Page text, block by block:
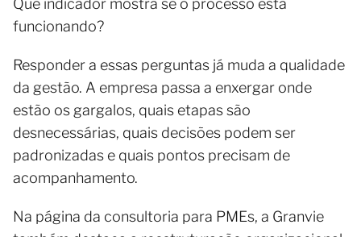
Que indicador mostra se o processo está
funcionando?
Responder a essas perguntas já muda a qualidade
da gestão. A empresa passa a enxergar onde
estão os gargalos, quais etapas são
desnecessárias, quais decisões podem ser
padronizadas e quais pontos precisam de
acompanhamento.
Na página da consultoria para PMEs, a Granvie